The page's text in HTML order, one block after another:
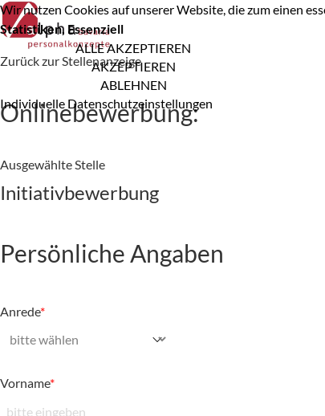
Zurück zur Stellenanzeige
Onlinebewerbung:
Ausgewählte Stelle
Initiativbewerbung
Persönliche Angaben
Anrede*
Vorname*
Wir nutzen Cookies auf unserer Website, die zum einen
Statistiken, Essenziell
Individuelle Datenschutzeinstellungen
ABLEHNEN
ALLE AKZEPTIEREN
AKZEPTIEREN